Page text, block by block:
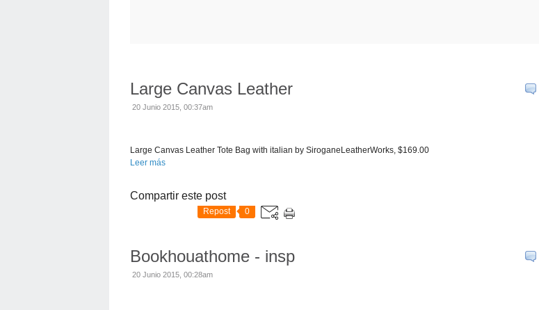
Large Canvas Leather
20 Junio 2015, 00:37am
Large Canvas Leather Tote Bag with italian by SiroganeLeatherWorks, $169.00
Leer más
Compartir este post
Repost 0
Bookhouathome - insp
20 Junio 2015, 00:28am